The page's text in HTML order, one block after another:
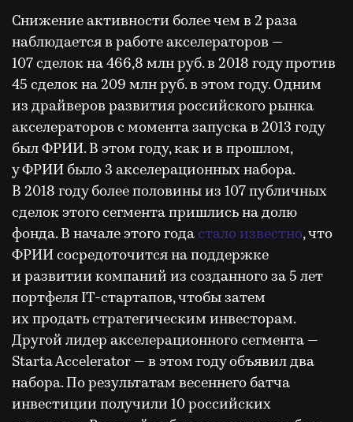
Снижение активности более чем в 2 раза
наблюдается в работе акселераторов —
107 сделок на 466,8 млн руб. в 2018 году против
45 сделок на 209 млн руб. в этом году. Одним
из драйверов развития российского рынка
акселераторов с момента запуска в 2013 году
был ФРИИ. В этом году, как и в прошлом,
у ФРИИ было 3 акселерационных набора.
В 2018 году более половины из 107 публичных
сделок этого сегмента пришлись на долю
фонда. В начале этого годастало известно, что
ФРИИ сосредоточится на поддержке
и развитии компаний из созданного за 5 лет
портфеля IT-стартапов, чтобы затем
их продать стратегическим инвесторам.
Другой лидер акселерационного сегмента —
Starta Accelerator — в этом году объявил два
набора. По результатам весеннего батча
инвестиции получили 10 российских